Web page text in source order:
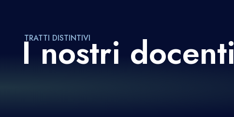
TRATTI DISTINTIVI
I nostri docenti